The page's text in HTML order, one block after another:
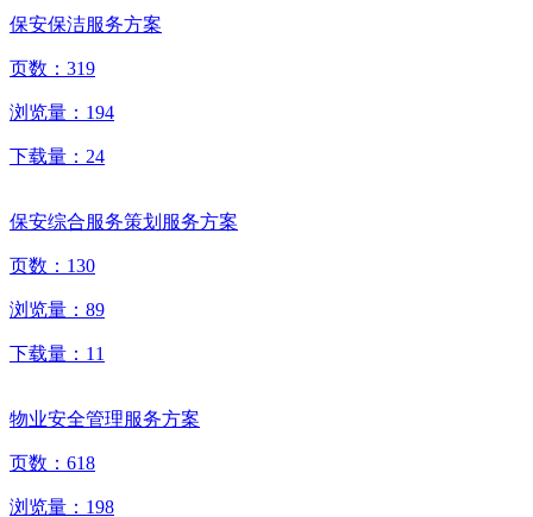
保安保洁服务方案
页数： 319
浏览量： 194
下载量： 24
保安综合服务策划服务方案
页数： 130
浏览量： 89
下载量： 11
物业安全管理服务方案
页数： 618
浏览量： 198